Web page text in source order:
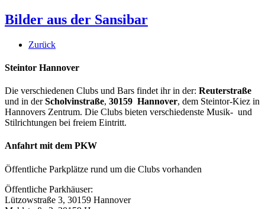
Bilder aus der Sansibar
Zurück
Steintor Hannover
Die verschiedenen Clubs und Bars findet ihr in der: Reuterstraße
und in derScholvinstraße, 30159 Hannover, dem Steintor-Kiez in
Hannovers Zentrum. Die Clubs bieten verschiedenste Musik- und
Stilrichtungen bei freiem Eintritt.
Anfahrt mit dem PKW
Öffentliche Parkplätze rund um die Clubs vorhanden
Öffentliche Parkhäuser:
Lützowstraße 3, 30159 Hannover